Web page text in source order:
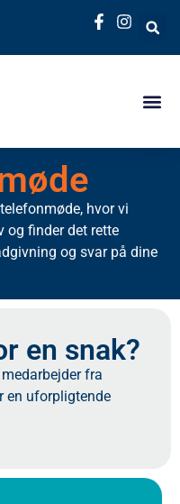
hvor vi
og finder det rette
og svar på dine
en snak?
fra
en uforpligtende